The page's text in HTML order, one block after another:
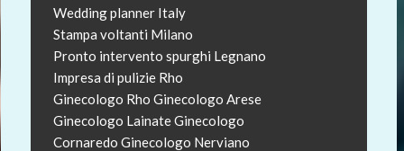
Wedding planner Italy
Stampa voltanti Milano
Pronto intervento spurghi Legnano
Impresa di pulizie Rho
Ginecologo Rho Ginecologo Arese
Ginecologo LainateGinecologo
Cornaredo Ginecologo Nerviano